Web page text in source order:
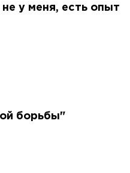
у меня, есть опыт
борьбы"